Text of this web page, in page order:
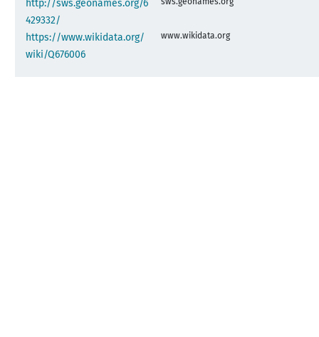
http://sws.geonames.org/6
429332/
https://www.wikidata.org/
wiki/Q676006
www.wikidata.org